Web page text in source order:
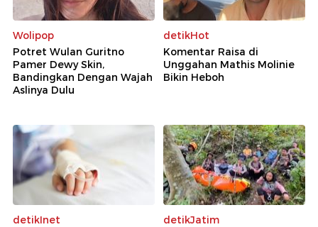
Wolipop
Potret Wulan Guritno
Pamer Dewy Skin,
Bandingkan Dengan Wajah
Aslinya Dulu
detikHot
Komentar Raisa di
Unggahan Mathis Molinie
Bikin Heboh
detikInet
detikJatim